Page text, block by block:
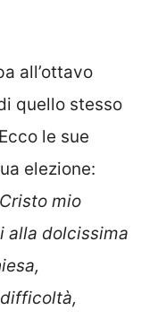
all’ottavo
quello stesso
le sue
elezione:
mio
alla dolcissima